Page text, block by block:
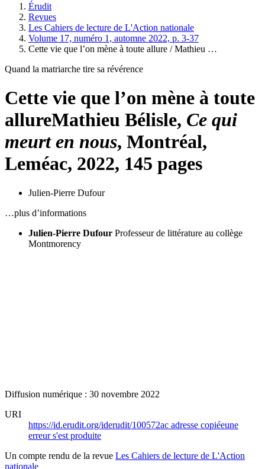
Érudit
Revues
Les Cahiers de lecture de L'Action nationale
Volume 17, numéro 1, automne 2022, p. 3-37
Cette vie que l’on mène à toute allure /Mathieu …
Quand la matriarche tire sa révérence
Cette vie que l’on mène à toute
allureMathieu Bélisle, Ce qui
meurt en nous, Montréal,
Leméac, 2022, 145 pages
Julien-Pierre Dufour
…plus d’informations
Julien-Pierre Dufour Professeur de littérature au collège
Montmorency
Diffusion numérique : 30 novembre 2022
URI
https://id.erudit.org/iderudit/100572ac adresse copiéeune
erreur s'est produite
Un compte rendu de la revue Les Cahiers de lecture de L'Action
nationale